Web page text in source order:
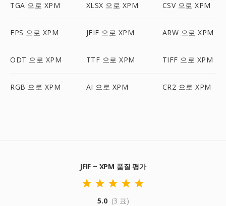
TGA 으로 XPM XLSX 으로 XPM CSV 으로 XPM
EPS 으로 XPM JFIF 으로 XPM ARW 으로 XPM
ODT 으로 XPM TTF 으로 XPM TIFF 으로 XPM
RGB 으로 XPM AI 으로 XPM CR2 으로 XPM
JFIF ~ XPM 품질 평가
5.0 (3 표)